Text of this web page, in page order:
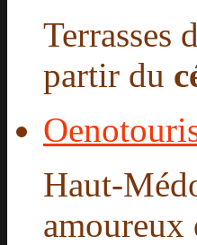
Terrasses
partir du
Haut-
amoureux